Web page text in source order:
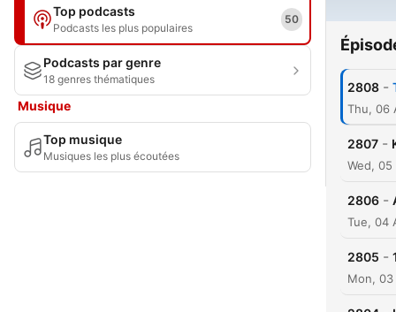
Top podcasts
Podcasts les plus populaires
50
Podcasts par genre
18 genres thématiques
Musique
Top musique
Musiques les plus écoutées
2808 -
Thu, 06
2807 -
Wed,
2806 -
Tue, 04
2805 -
Mon,